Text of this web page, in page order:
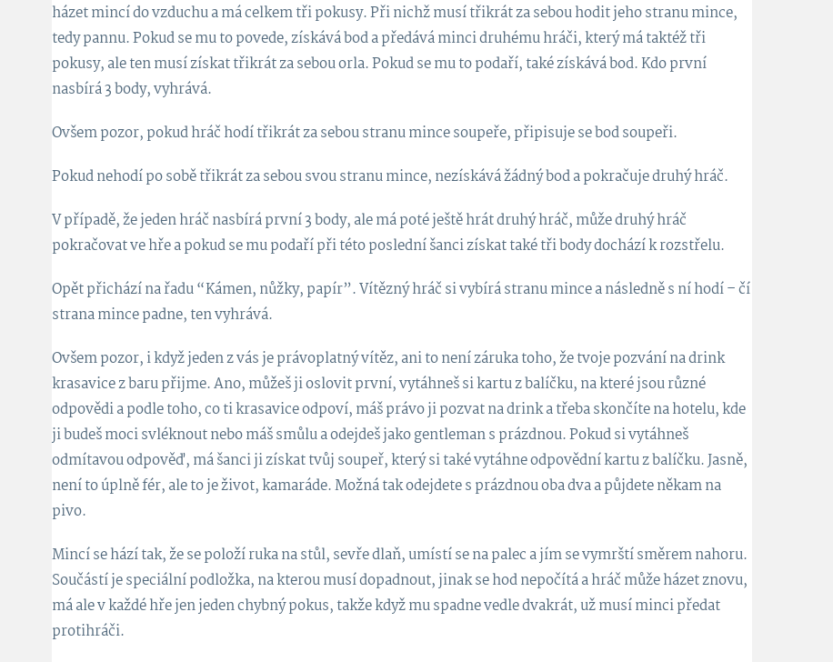
házet mincí do vzduchu a má celkem tři pokusy. Při nichž musí třikrát za sebou hodit jeho stranu mince,
tedy pannu. Pokud se mu to povede, získává bod a předává minci druhému hráči, který má taktéž tři
pokusy, ale ten musí získat třikrát za sebou orla. Pokud se mu to podaří, také získává bod. Kdo první
nasbírá 3 body, vyhrává.
Ovšem pozor, pokud hráč hodí třikrát za sebou stranu mince soupeře, připisuje se bod soupeři.
Pokud nehodí po sobě třikrát za sebou svou stranu mince, nezískává žádný bod a pokračuje druhý hráč.
V případě, že jeden hráč nasbírá první 3 body, ale má poté ještě hrát druhý hráč, může druhý hráč
pokračovat ve hře a pokud se mu podaří při této poslední šanci získat také tři body dochází k rozstřelu.
Opět přichází na řadu “Kámen, nůžky, papír”. Vítězný hráč si vybírá stranu mince a následně s ní hodí – čí
strana mince padne, ten vyhrává.
Ovšem pozor, i když jeden z vás je právoplatný vítěz, ani to není záruka toho, že tvoje pozvání na drink
krasavice z baru přijme. Ano, můžeš ji oslovit první, vytáhneš si kartu z balíčku, na které jsou různé
odpovědi a podle toho, co ti krasavice odpoví, máš právo ji pozvat na drink a třeba skončíte na hotelu, kde
ji budeš moci svléknout nebo máš smůlu a odejdeš jako gentleman s prázdnou. Pokud si vytáhneš
odmítavou odpověď, má šanci ji získat tvůj soupeř, který si také vytáhne odpovědní kartu z balíčku. Jasně,
není to úplně fér, ale to je život, kamaráde. Možná tak odejdete s prázdnou oba dva a půjdete někam na
pivo.
Mincí se hází tak, že se položí ruka na stůl, sevře dlaň, umístí se na palec a jím se vymrští směrem nahoru.
Součástí je speciální podložka, na kterou musí dopadnout, jinak se hod nepočítá a hráč může házet znovu,
má ale v každé hře jen jeden chybný pokus, takže když mu spadne vedle dvakrát, už musí minci předat
protihráči.